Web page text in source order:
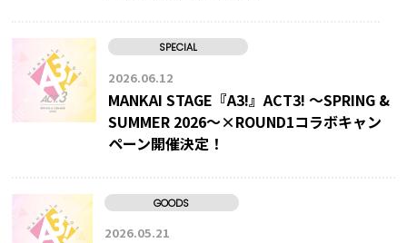
SPECIAL
2026.06.12
MANKAI STAGE『A3!』ACT3! ～SPRING &
SUMMER 2026～×ROUND1コラボキャン
ペーン開催決定！
GOODS
2026.05.21